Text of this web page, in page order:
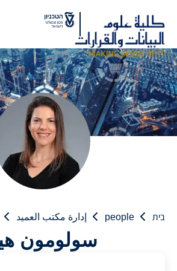
Content
בית people إدارة مكتب العميد
سولومون